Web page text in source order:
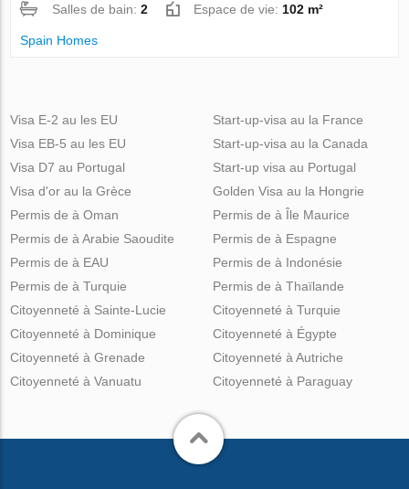
Salles de bain:2 Espace de vie: 102 m²
Spain Homes
Visa E-2 au les EU
Visa EB-5 au les EU
Visa D7 au Portugal
Visa d'or au la Grèce
Start-up-visa au la France
Start-up-visa au la Canada
Start-up visa au Portugal
Golden Visa au la Hongrie
Permis de à Oman
Permis de à Arabie Saoudite
Permis de à EAU
Permis de à Turquie
Permis de à Île Maurice
Permis de à Espagne
Permis de à Indonésie
Permis de à Thaïlande
Citoyenneté à Sainte-Lucie
Citoyenneté à Dominique
Citoyenneté à Grenade
Citoyenneté à Vanuatu
Citoyenneté à Turquie
Citoyenneté à Égypte
Citoyenneté à Autriche
Citoyenneté à Paraguay